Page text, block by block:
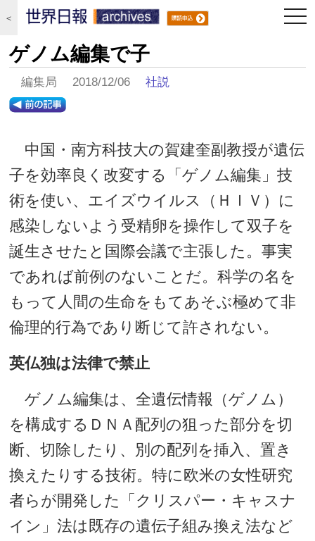
＜
ゲノム編集で子
編集局 2018/12/06社説
中国・南方科技大の賀建奎副教授が遺伝
子を効率良く改変する「ゲノム編集」技
術を使い、エイズウイルス（ＨＩＶ）に
感染しないよう受精卵を操作して双子を
誕生させたと国際会議で主張した。事実
であれば前例のないことだ。科学の名を
もって人間の生命をもてあそぶ極めて非
倫理的行為であり断じて許されない。
英仏独は法律で禁止
ゲノム編集は、全遺伝情報（ゲノム）
を構成するＤＮＡ配列の狙った部分を切
断、切除したり、別の配列を挿入、置き
換えたりする技術。特に欧米の女性研究
者らが開発した「クリスパー・キャスナ
イン」法は既存の遺伝子組み換え法など